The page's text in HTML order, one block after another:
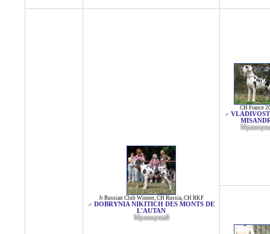
Jr Russian Club Winner, CH Russia, CH RKF
♂ DOBRYNIA NIKITICH DES MONTS DE
L'AUTAN
Мраморный
CH France
♂